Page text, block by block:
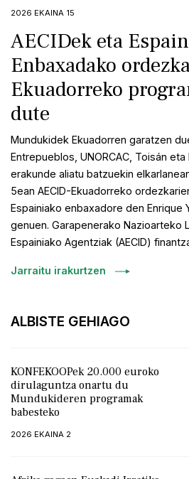
2026 EKAINA 15
AECIDek eta
Enbaxadako
Ekuadorreko
dute
Mundukidek Ekuadorren garatzen
Entrepueblos, UNORCAC, Toisán
erakunde aliatu batzuekin
5ean AECID-Ekuadorreko
Espainiako enbaxadore den Enrique
genuen. Garapenerako Nazioarteko
Espainiako Agentziak (AECID)
Jarraitu irakurtzen
ALBISTE GEHIAGO
KONFEKOOPek 20.000 euroko
dirulaguntza onartu du
Mundukideren programak
babesteko
2026 EKAINA 2